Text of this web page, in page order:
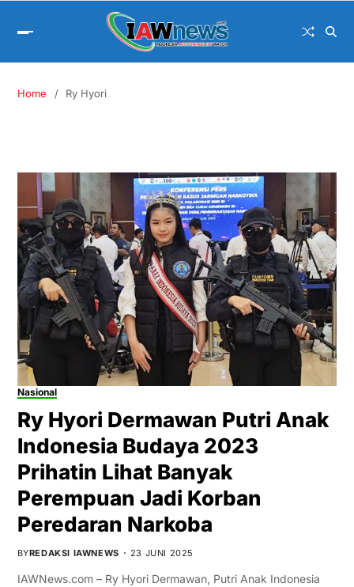
Home Ry Hyori
Nasional
Ry Hyori Dermawan Putri Anak
Indonesia Budaya 2023
Prihatin Lihat Banyak
Perempuan Jadi Korban
Peredaran Narkoba
BYREDAKSI IAWNEWS 23 JUNI 2025
IAWNews.com – Ry Hyori Dermawan, Putri Anak Indonesia